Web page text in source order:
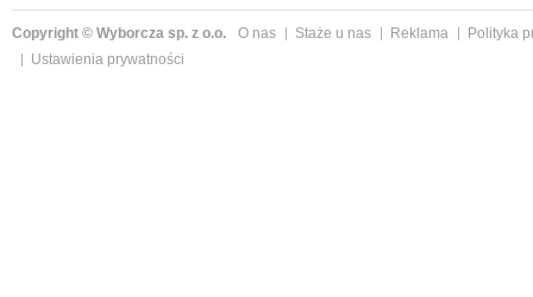
Copyright © Wyborcza sp. z o.o. O nas Staże u nas Reklama
Polityka
Ustawienia prywatności